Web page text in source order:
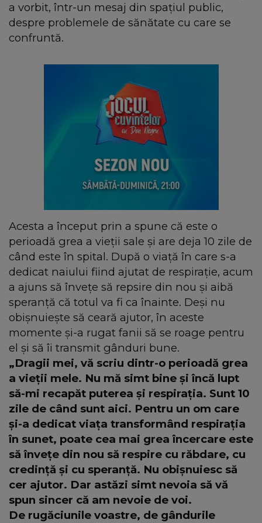
a vorbit, într-un mesaj din spațiul public,
despre problemele de sănătate cu care se
confruntă.
Acesta a început prin a spune că este o
perioadă grea a vieții sale și are deja 10 zile de
când este în spital. După o viață în care s-a
dedicat naiului fiind ajutat de respirație, acum
a ajuns să învețe să repsire din nou și aibă
speranță că totul va fi ca înainte. Deși nu
obișnuiește să ceară ajutor, în aceste
momente și-a rugat fanii să se roage pentru
el și să îi transmit gânduri bune.
„Dragii mei, vă scriu dintr-o perioadă grea
a vieții mele. Nu mă simt bine și încă lupt
să-mi recapăt puterea și respirația. Sunt 10
zile de când sunt aici. Pentru un om care
și-a dedicat viața transformând respirația
în sunet, poate cea mai grea încercare este
să învețe din nou să respire cu răbdare, cu
credință și cu speranță. Nu obișnuiesc să
cer ajutor. Dar astăzi simt nevoia să vă
spun sincer că am nevoie de voi.
De rugăciunile voastre, de gândurile